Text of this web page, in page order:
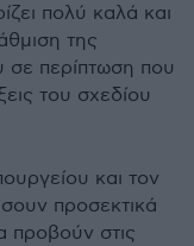
πολύ καλά και
της
σε περίπτωση που
του σχεδίου
και τον
προσεκτικά
προβούν στις